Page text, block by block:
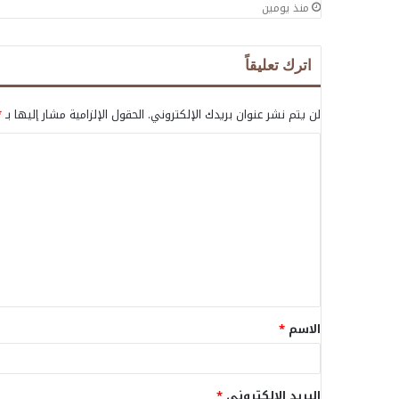
منذ يومين
اترك تعليقاً
لن يتم نشر عنوان بريدك الإلكتروني. الحقول الإلزامية مشار إليها بـ
ق
*
الاسم *